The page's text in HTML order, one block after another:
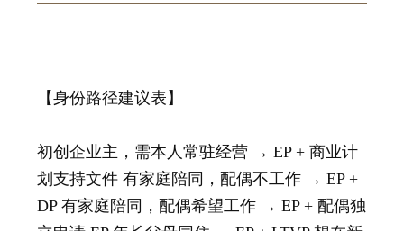
【身份路径建议表】
初创企业主，需本人常驻经营 → EP + 商业计
划支持文件 有家庭陪同，配偶不工作 → EP +
DP 有家庭陪同，配偶希望工作 → EP + 配偶独